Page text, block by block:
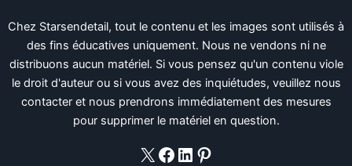
Chez Starsendetail, tout le contenu et les images sont utilisés à
des fins éducatives uniquement. Nous ne vendons ni ne
distribuons aucun matériel. Si vous pensez qu'un contenu viole
le droit d'auteur ou si vous avez des inquiétudes, veuillez nous
contacter et nous prendrons immédiatement des mesures
pour supprimer le matériel en question.
X Facebook LinkedIn Pinterest